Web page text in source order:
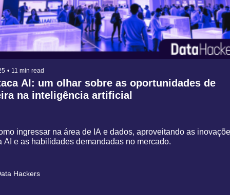
• 11 min read
AI: um olhar sobre as oportunidades de
na inteligência artificial
ingressar na área de IA e dados, aproveitando as
AI e as habilidades demandadas no mercado.
Hackers